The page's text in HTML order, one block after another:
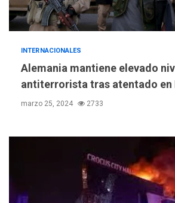
INTERNACIONALES
Alemania mantiene elevado
antiterrorista tras atentado en
marzo 25, 2024 2733